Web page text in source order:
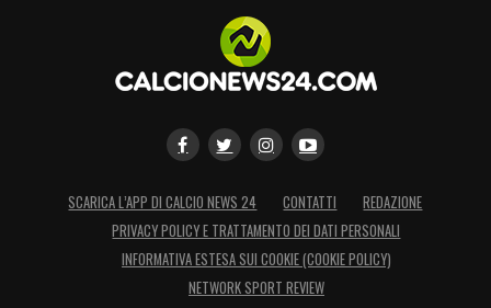
SCARICA L’APP DI CALCIO NEWS 24 CONTATTI
REDAZIONE
PRIVACY POLICY E TRATTAMENTO DEI DATI PERSONALI
INFORMATIVA ESTESA SUI COOKIE (COOKIE POLICY)
NETWORK SPORT REVIEW